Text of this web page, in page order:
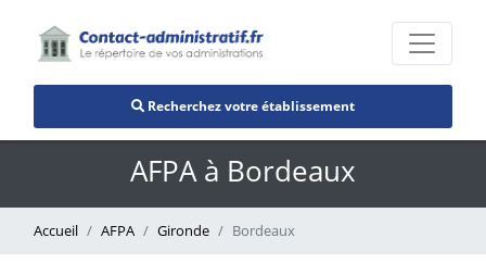
Recherchez votre établissement
AFPA à Bordeaux
Accueil AFPA Gironde Bordeaux